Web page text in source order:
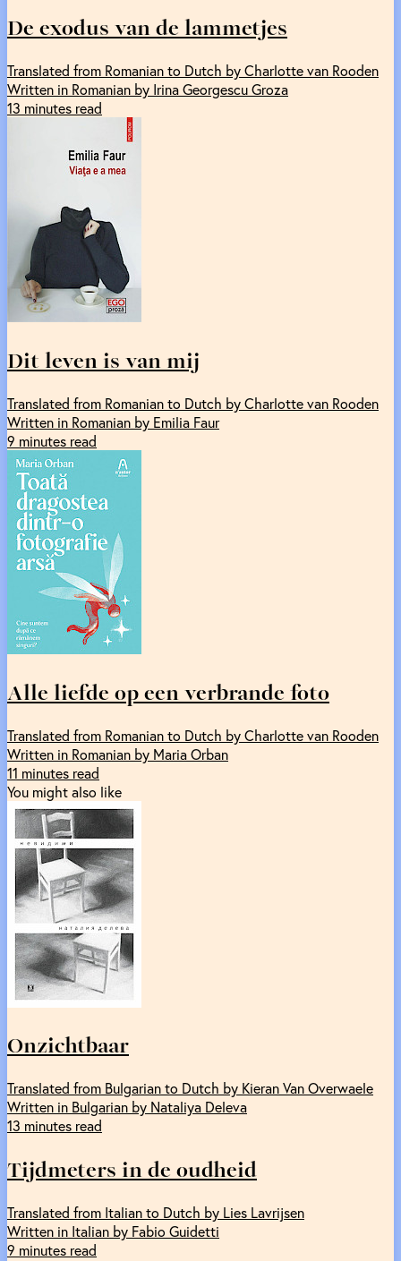
De exodus van de lammetjes
Translated from Romanian to Dutch by Charlotte van Rooden
Written in Romanian by Irina Georgescu Groza
13 minutes read
Dit leven is van mij
Translated from Romanian to Dutch by Charlotte van Rooden
Written in Romanian by Emilia Faur
9 minutes read
Alle liefde op een verbrande foto
Translated from Romanian to Dutch by Charlotte van Rooden
Written in Romanian by Maria Orban
11 minutes read
You might also like
Onzichtbaar
Translated from Bulgarian to Dutch by Kieran Van Overwaele
Written in Bulgarian by Nataliya Deleva
13 minutes read
Tijdmeters in de oudheid
Translated from Italian to Dutch by Lies Lavrijsen
Written in Italian by Fabio Guidetti
9 minutes read